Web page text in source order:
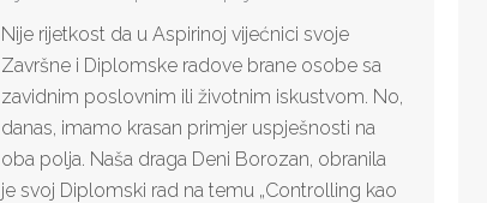
Nije rijetkost da u Aspirinoj vijećnici svoje
Završne i Diplomske radove brane osobe sa
zavidnim poslovnim ili životnim iskustvom. No,
danas, imamo krasan primjer uspješnosti na
oba polja. Naša draga Deni Borozan, obranila
je svoj Diplomski rad na temu „Controlling kao